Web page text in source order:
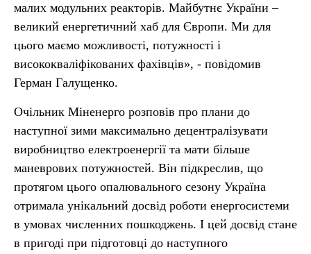
малих модульних реакторів. Майбутнє України –
великий енергетичний хаб для Європи. Ми для
цього маємо можливості, потужності і
висококваліфікованих фахівців», - повідомив
Герман Галущенко.
Очільник Міненерго розповів про плани до
наступної зими максимально децентралізувати
виробництво електроенергії та мати більше
маневрових потужностей. Він підкреслив, що
протягом цього опалювального сезону Україна
отримала унікальний досвід роботи енергосистеми
в умовах численних пошкоджень. І цей досвід стане
в пригоді при підготовці до наступного